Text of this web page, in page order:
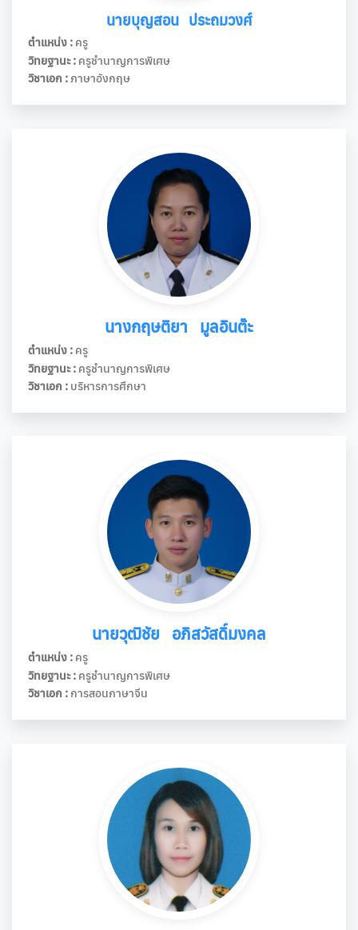
นายบุญสอน ประถมวงศ์
ตำแหน่ง : ครู
วิทยฐานะ : ครูชำนาญการพิเศษ
วิชาเอก :ภาษาอังกฤษ
นางกฤษติยา มูลอินต๊ะ
ตำแหน่ง : ครู
วิทยฐานะ : ครูชำนาญการพิเศษ
วิชาเอก : บริหารการศึกษา
นายวุฒิชัย อภิสวัสดิ์มงคล
ตำแหน่ง : ครู
วิทยฐานะ : ครูชำนาญการพิเศษ
วิชาเอก : การสอนภาษาจีน